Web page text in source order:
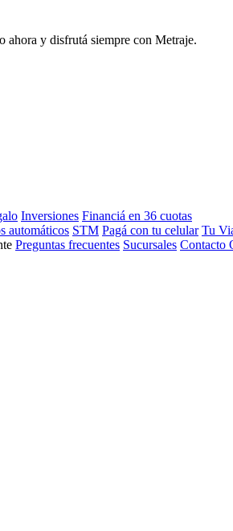
ahora y disfrutá siempre con Metraje.
Inversiones Financiá en 36 cuotas
automáticos STM Pagá con tu celular Tu
Preguntas frecuentes Sucursales Contacto